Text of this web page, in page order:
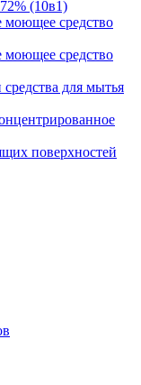
(10в1)
моющее средство
моющее средство
для мытья
поверхностей